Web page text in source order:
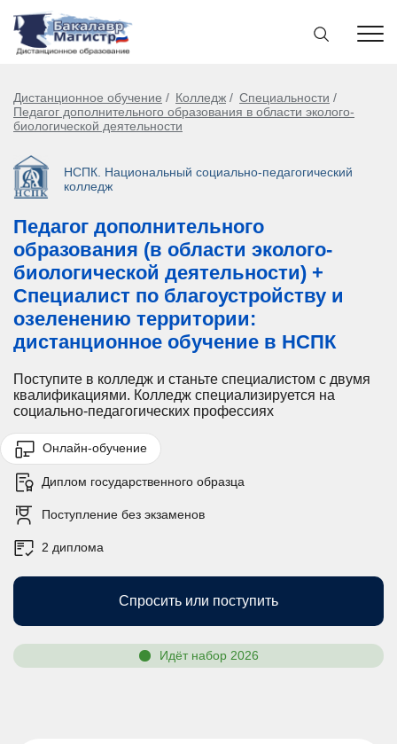
Дистанционное обучение Колледж
Специальности
Педагог дополнительного образования в области эколого-
биологической деятельности
НСПК. Национальный социально-педагогический
колледж
Педагог дополнительного
образования (в области эколого-
биологической деятельности) +
Специалист по благоустройству и
озеленению территории:
дистанционное обучение в НСПК
Поступите в колледж и станьте специалистом с двумя
квалификациями. Колледж специализируется на
социально-педагогических профессиях
Онлайн-обучение
Диплом государственного образца
Поступление без экзаменов
2 диплома
Спросить или поступить
Идёт набор 2026